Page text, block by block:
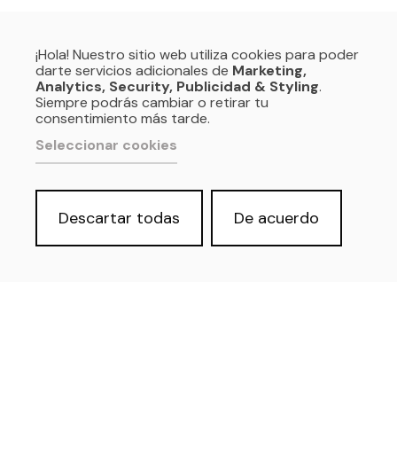
¡Hola! Nuestro sitio web utiliza cookies para poder
darte servicios adicionales de Marketing,
Analytics, Security, Publicidad & Styling.
Siempre podrás cambiar o retirar tu
consentimiento más tarde.
Seleccionar cookies
Descartar todas De acuerdo